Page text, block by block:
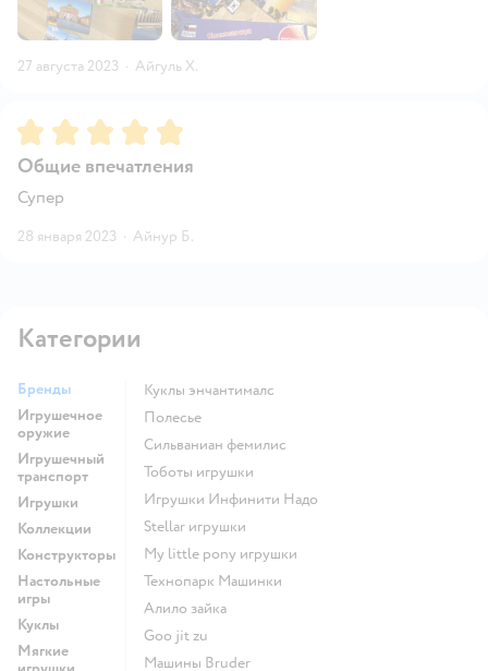
27 августа 2023 · Айгуль Х.
Рейтинг:5
Общие впечатления
Супер
28 января 2023 · Айнур Б.
Категории
Бренды
Игрушечное
оружие
Игрушечный
транспорт
Игрушки
Коллекции
Конструкторы
Настольные
игры
Куклы
Мягкие
Куклы энчантималс
Полесье
Сильваниан фемилис
Тоботы игрушки
Игрушки Инфинити Надо
Stellar игрушки
my little pony игрушки
Технопарк Машинки
Алило зайка
Goo jit zu
Машины Bruder